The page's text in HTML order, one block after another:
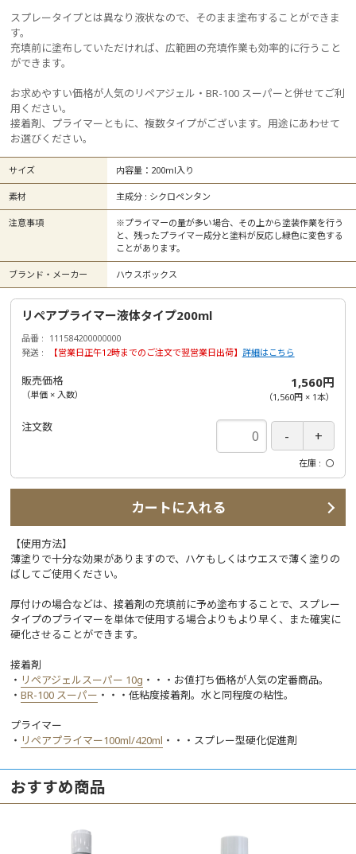
スプレータイプとは異なり液状なので、そのまま塗布することができま
す。
充填前に塗布していただければ、広範囲の充填作業も効率的に行うこと
ができます。
お求めやすい価格が人気のリペアジェル・BR-100 スーパーと併せてご利
用ください。
接着剤、プライマーともに、複数タイプがございます。用途にあわせて
お選びください。
サイズ 内容量：200ml入り
素材 主成分 : シクロペンタン
注意事項
※プライマーの量が多い場合、その上から塗装作業を行う
と、残ったプライマー成分と塗料が反応し緑色に変色する
ことがあります。
ブランド・メーカー ハウスボックス
リペアプライマー液体タイプ200ml
品番
111584200000000
発送
【営業日正午12時までのご注文で翌営業日出荷】 詳細はこちら
販売価格
（単価 × 入数）
1,560円
（1,560円× 1本）
注文数
在庫 〇
カートに入れる
【使用方法】
薄塗りで十分な効果がありますので、ハケもしくはウエスで薄く塗りの
ばしてご使用ください。
厚付けの場合などは、接着剤の充填前に予め塗布することで、スプレー
タイプのプライマーを単体で使用する場合よりもより早く、また確実に
硬化させることができます。
接着剤
・ リペアジェルスーパー 10g ・・・お値打ち価格が人気の定番商品。
・ BR-100 スーパー ・・・低粘度接着剤。水と同程度の粘性。
プライマー
・ リペアプライマー100ml/420ml ・・・スプレー型硬化促進剤
おすすめ商品